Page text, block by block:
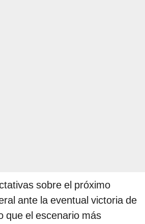
sobre el próximo
ante la eventual victoria de
que el escenario más